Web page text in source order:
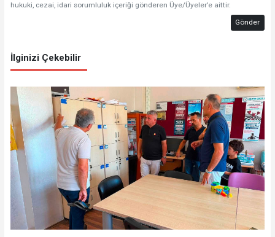
hukuki, cezai, idari sorumluluk içeriği gönderen Üye/Üyeler’e aittir.
Gönder
İlginizi Çekebilir